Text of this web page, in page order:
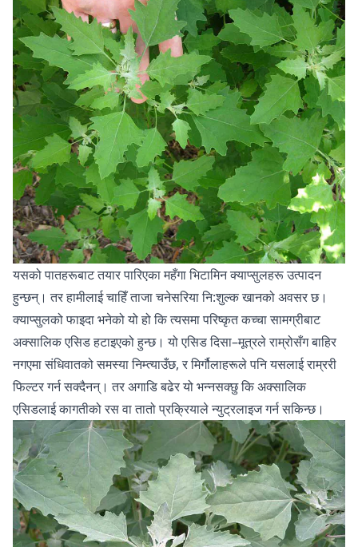
यसको पातहरूबाट तयार पारिएका महँगा भिटामिन क्याप्सुलहरू उत्पादन
हुन्छन्। तर हामीलाई चाहिँ ताजा चनेसरिया नि:शुल्क खानको अवसर छ।
क्याप्सुलको फाइदा भनेको यो हो कि त्यसमा परिष्कृत कच्चा सामग्रीबाट
अक्सालिक एसिड हटाइएको हुन्छ। यो एसिड दिसा–मूत्रले राम्रोसँग बाहिर
नगएमा संधिवातको समस्या निम्त्याउँछ, र मिर्गौलाहरूले पनि यसलाई राम्ररी
फिल्टर गर्न सक्दैनन्। तर अगाडि बढेर यो भन्नसक्छु कि अक्सालिक
एसिडलाई कागतीको रस वा तातो प्रक्रियाले न्युट्रलाइज गर्न सकिन्छ।